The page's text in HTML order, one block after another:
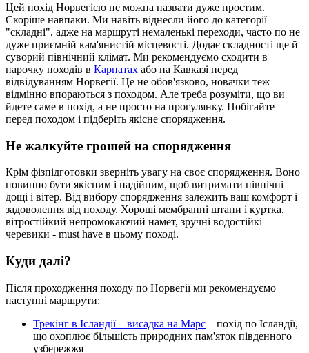
Цей похід Норвегією не можна назвати дуже простим.
Скоріше навпаки. Ми навіть віднесли його до категорії
"складні", адже на маршруті немаленькі переходи, часто по не
дуже приємній кам'янистій місцевості. Додає складності ще й
суворий північний клімат. Ми рекомендуємо сходити в
парочку походів в Карпатах або на Кавказі перед
відвідуванням Норвегії. Це не обов'язково, новачки теж
відмінно впораються з походом. Але треба розуміти, що ви
йдете саме в похід, а не просто на прогулянку. Побігайте
перед походом і підберіть якісне спорядження.
Не жалкуйте грошей на спорядження
Крім фізпідготовки зверніть увагу на своє спорядження. Воно
повинно бути якісним і надійним, щоб витримати північні
дощі і вітер. Від вибору спорядження залежить ваш комфорт і
задоволення від походу. Хороші мембранні штани і куртка,
вітростійкий непромокаючий намет, зручні водостійкі
черевики - must have в цьому поході.
Куди далі?
Після проходження походу по Норвегії ми рекомендуємо
наступні маршрути:
Трекінг в Ісландії – висадка на Марс – похід по Ісландії,
що охоплює більшість природних пам'яток південного
узбережжя